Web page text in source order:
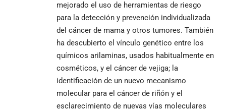
mejorado el uso de herramientas de riesgo
para la detección y prevención individualizada
del cáncer de mama y otros tumores. También
ha descubierto el vínculo genético entre los
químicos arilaminas, usados habitualmente en
cosméticos, y el cáncer de vejiga; la
identificación de un nuevo mecanismo
molecular para el cáncer de riñón y el
esclarecimiento de nuevas vías moleculares